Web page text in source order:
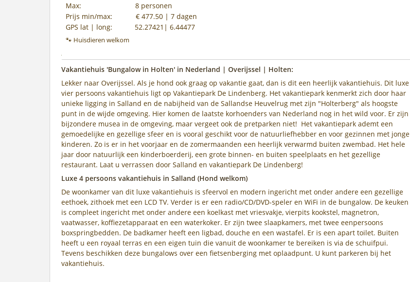
Max:
8 personen
Prijs min/max:
€ 477.50 | 7 dagen
GPS lat | long:
52.27421| 6.44477
🐾 Huisdieren welkom
Vakantiehuis 'Bungalow in Holten' in Nederland | Overijssel | Holten:
Lekker naar Overijssel. Als je hond ook graag op vakantie gaat, dan is dit een heerlijk vakantiehuis. Dit luxe
vier persoons vakantiehuis ligt op Vakantiepark De Lindenberg. Het vakantiepark kenmerkt zich door haar
unieke ligging in Salland en de nabijheid van de Sallandse Heuvelrug met zijn "Holterberg" als hoogste
punt in de wijde omgeving. Hier komen de laatste korhoenders van Nederland nog in het wild voor. Er zijn
bijzondere musea in de omgeving, maar vergeet ook de pretparken niet! Het vakantiepark ademt een
gemoedelijke en gezellige sfeer en is vooral geschikt voor de natuurliefhebber en voor gezinnen met jonge
kinderen. Zo is er in het voorjaar en de zomermaanden een heerlijk verwarmd buiten zwembad. Het hele
jaar door natuurlijk een kinderboerderij, een grote binnen- en buiten speelplaats en het gezellige
restaurant. Laat u verrassen door Salland en vakantiepark De Lindenberg!
Luxe 4 persoons vakantiehuis in Salland (Hond welkom)
De woonkamer van dit luxe vakantiehuis is sfeervol en modern ingericht met onder andere een gezellige
eethoek, zithoek met een LCD TV. Verder is er een radio/CD/DVD-speler en WiFi in de bungalow. De keuken
is compleet ingericht met onder andere een koelkast met vriesvakje, vierpits kookstel, magnetron,
vaatwasser, koffiezetapparaat en een waterkoker. Er zijn twee slaapkamers, met twee eenpersoons
boxspringbedden. De badkamer heeft een ligbad, douche en een wastafel. Er is een apart toilet. Buiten
heeft u een royaal terras en een eigen tuin die vanuit de woonkamer te bereiken is via de schuifpui.
Tevens beschikken deze bungalows over een fietsenberging met oplaadpunt. U kunt parkeren bij het
vakantiehuis.